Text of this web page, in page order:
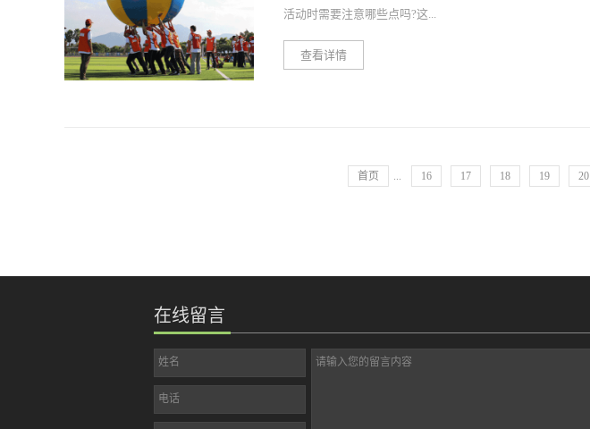
瘦肉粥的热量。 运动效果：赛场上的礼仪暂时在室内用
不上，不过挥杆对于锻炼上半身的灵活性很有帮助，尤其是
腰部和手臂。 壁球 港剧里常常看到情侣或朋友会去
击球，互相为对方制造难题，直到一...
学员在体验中成长起来是一个重要的过程。所以，我们认为
是一种轻松与种享受，同时又是一种知识体验的沉淀。
2、注重户外拓展训练的之后的回顾 拓展训练的关键就
然成林。同时，队员要让自己的想法与大家交流，这也加深
去。
活动时需要注意哪些点吗?这...
外训练项目的重点是确保基本的健康，如没有高血压、心脏
病或身体损伤尚未痊愈，所以这样的人不能参加这样的活
重尽量不佩戴首饰，包括贵重物品，包括手表首饰等。同
时，服用一些常用的药物，如创可贴、心脏保护药等，以备
不时之需。 三、注意应该要遵循规则和纪律 在参加
排者的指挥和调度，不可以私自的去行为，并且要准时到达
查看详情
首页 ... 16 17 18 19 20
在线留言
姓名
电话
请输入您的留言内容